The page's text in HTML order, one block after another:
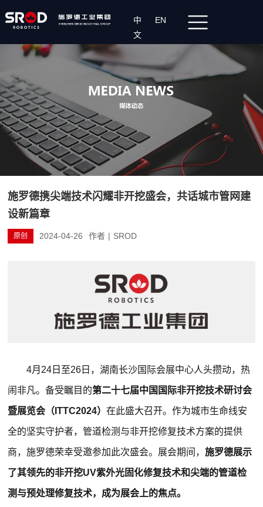
中
文
EN
施罗德携尖端技术闪耀非开挖盛会，共话城市管网建
设新篇章
原创 2024-04-26 作者 | SROD
4月24日至26日，湖南长沙国际会展中心人头攒动，热
闹非凡。备受瞩目的第二十七届中国国际非开挖技术研讨会
暨展览会（ITTC2024）在此盛大召开。作为城市生命线安
全的坚实守护者，管道检测与非开挖修复技术方案的提供
商，施罗德荣幸受邀参加此次盛会。展会期间，施罗德展示
了其领先的非开挖UV紫外光固化修复技术和尖端的管道检
测与预处理修复技术，成为展会上的焦点。